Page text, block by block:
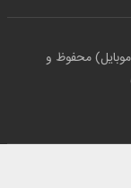
محفوظ و